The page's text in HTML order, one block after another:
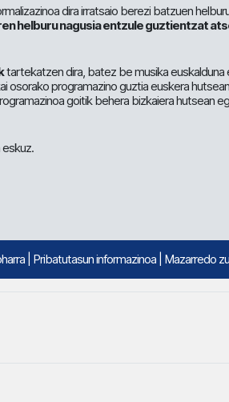
dira irratsaio berezi batzuen
helburu nagusia entzule guztientzat
tartekatzen dira, batez be musika euskalduna
osorako programazino guztia euskera
goitik behera bizkaiera hutsean
Pribatutasun informazinoa | Mazarredo